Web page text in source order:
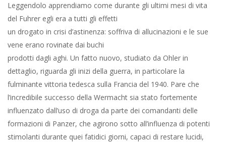
Leggendolo apprendiamo come durante gli ultimi mesi di vita
del Fuhrer egli era a tutti gli effetti
un drogato in crisi d’astinenza: soffriva di allucinazioni e le sue
vene erano rovinate dai buchi
prodotti dagli aghi. Un fatto nuovo, studiato da Ohler in
dettaglio, riguarda gli inizi della guerra, in particolare la
fulminante vittoria tedesca sulla Francia del 1940. Pare che
l’incredibile successo della Wermacht sia stato fortemente
influenzato dall’uso di droga da parte dei comandanti delle
formazioni di Panzer, che agirono sotto all’influenza di potenti
stimolanti durante quei fatidici giorni, capaci di restare lucidi,